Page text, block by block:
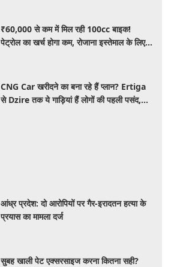
₹60,000 से कम में मिल रही 100cc बाइक!
पेट्रोल का खर्च होगा कम, रोजाना इस्तेमाल के लिए है
CNG Car खरीदने का बना रहे हैं प्लान? Ertiga
से Dzire तक ये गाड़ियां हैं लोगों की पहली पसंद,
आंध्र प्रदेश: दो आरोपियों पर गैर-इरादतन हत्या के
प्रयास का मामला दर्ज
सुबह खाली पेट एक्सरसाइज करना कितना सही?